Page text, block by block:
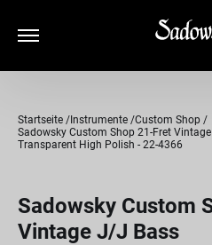
Startseite Instrumente Custom Shop
Sadowsky Custom Shop 21-Fret
Transparent High Polish - 22-4366
Sadowsky Custom
Vintage J/J Bass